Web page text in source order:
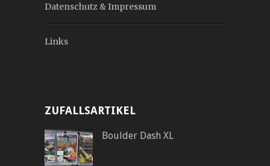
Datenschutz & Impressum
Links
ZUFALLSARTIKEL
Boulder Dash XL